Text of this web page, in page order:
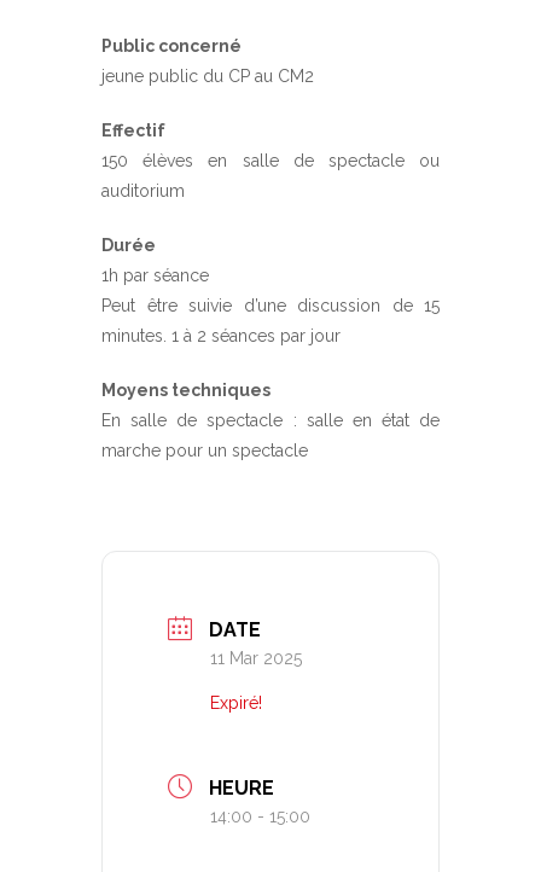
Public concerné
jeune public du CP au CM2
Effectif
150 élèves en salle de spectacle ou
auditorium
Durée
1h par séance
Peut être suivie d’une discussion de 15
minutes. 1 à 2 séances par jour
Moyens techniques
En salle de spectacle : salle en état de
marche pour un spectacle
DATE
11 Mar 2025
Expiré!
HEURE
14:00 - 15:00